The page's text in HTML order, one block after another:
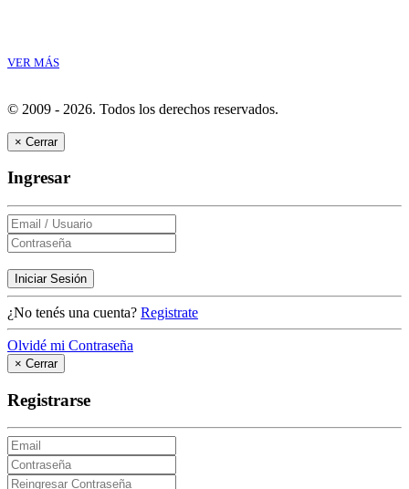
VER MÁS
© 2009 - 2026. Todos los derechos reservados.
× Cerrar
Ingresar
Iniciar Sesión
¿No tenés una cuenta? Registrate
Olvidé mi Contraseña
× Cerrar
Registrarse